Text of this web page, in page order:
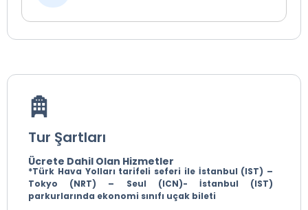
Tur Şartları
Ücrete Dahil Olan Hizmetler
*Türk Hava Yolları tarifeli seferi ile İstanbul (IST) –
Tokyo (NRT) – Seul (ICN)- İstanbul (IST)
parkurlarında ekonomi sınıfı uçak bileti